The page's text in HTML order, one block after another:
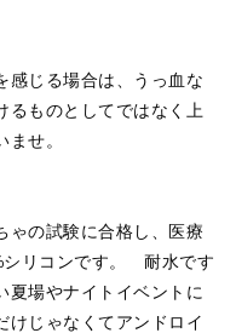
じる場合は、うっ血な
るものとしてではなく上
せ。
ゃの試験に合格し、医療
シリコンです。 耐水です
夏場やナイトイベントに
じゃなくてアンドロイ